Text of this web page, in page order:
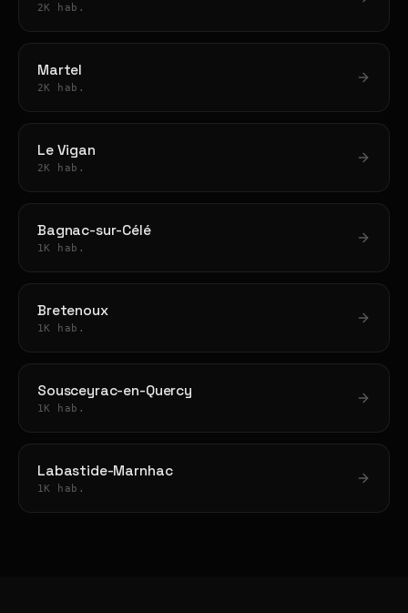
2K hab.
Martel
2K hab.
Le Vigan
2K hab.
Bagnac-sur-Célé
1K hab.
Bretenoux
1K hab.
Sousceyrac-en-Quercy
1K hab.
Labastide-Marnhac
1K hab.